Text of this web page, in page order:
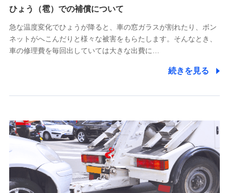
供し、金融商品等の契約を勧奨するため
アンケートやキャンペーン等の実施のため
上記に係る連絡・手続き・管理等付帯業務を行うため
5.通話録音にて取得する情報
7.社員（従業者）の個人情報
人事･勤怠･健康・労務等の管理、給与支給、福利厚生・採用
退職関連処理等の各種手続きのため、当社と従業員または従
業員同士の連絡のため
8.取引先個人情報
ひょう（雹）での補償について
急な温度変化でひょうが降ると、車の窓ガラスが割れたり、ボン
ネットがへこんだりと様々な被害をもらたします。そんなとき、
車の修理費を毎回出していては大きな出費に…
続きを見る